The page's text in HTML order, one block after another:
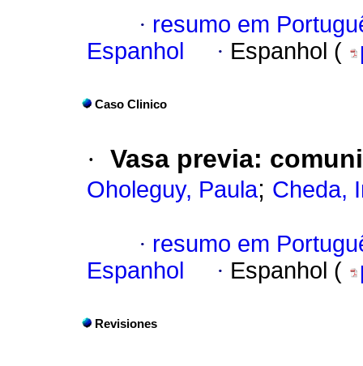
· resumo em
Espanhol
· Espanhol (
Caso Clinico
· Vasa previa:
Oholeguy, Paula; Cheda,
· resumo em
Espanhol
· Espanhol (
Revisiones